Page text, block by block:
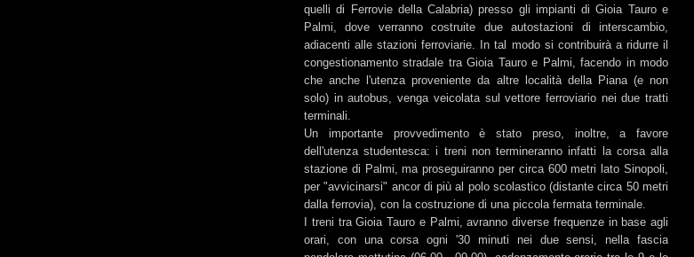
quelli di Ferrovie della Calabria) presso gli impianti di Gioia Tauro e
Palmi, dove verranno costruite due autostazioni di interscambio,
adiacenti alle stazioni ferroviarie. In tal modo si contribuirà a ridurre il
congestionamento stradale tra Gioia Tauro e Palmi, facendo in modo
che anche l'utenza proveniente da altre località della Piana (e non
solo) in autobus, venga veicolata sul vettore ferroviario nei due tratti
terminali.
Un importante provvedimento è stato preso, inoltre, a favore
dell'utenza studentesca: i treni non termineranno infatti la corsa alla
stazione di Palmi, ma proseguiranno per circa 600 metri lato Sinopoli,
per "avvicinarsi" ancor di più al polo scolastico (distante circa 50 metri
dalla ferrovia), con la costruzione di una piccola fermata terminale.
I treni tra Gioia Tauro e Palmi, avranno diverse frequenze in base agli
orari, con una corsa ogni '30 minuti nei due sensi, nella fascia